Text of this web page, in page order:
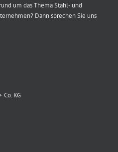
um das Thema Stahl- und
Dann sprechen Sie uns
KG